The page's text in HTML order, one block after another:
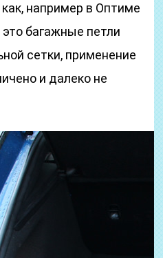
например в Оптиме
багажные петли
сетки, применение
и далеко не